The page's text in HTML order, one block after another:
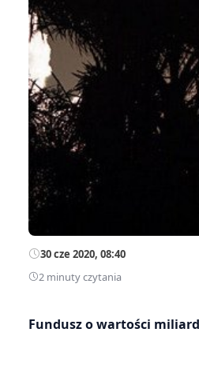
30 cze 2020, 08:40
2 minuty czytania
Fundusz o wartości